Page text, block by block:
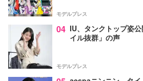
モデルプレス
04 IU、タンクトップ姿
イル抜群」の声
モデルプレス